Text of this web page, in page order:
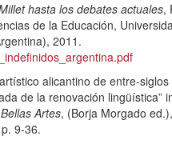
hasta los debates actuales,
de la Educación,
2011.
alicantino de entre-
de la renovación lingüística”
Artes, (Borja Morgado
9-36.